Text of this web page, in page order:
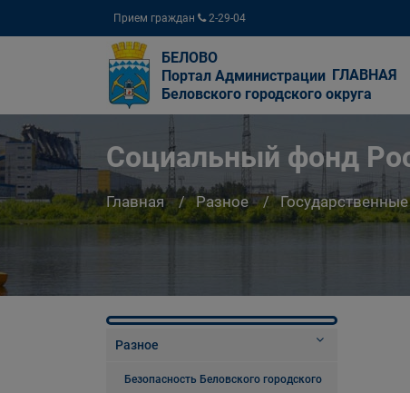
Прием граждан 2-29-04
БЕЛОВО
Портал Администрации
Беловского городского округа
ГЛАВНАЯ
Социальный фонд
Главная Разное
Разное
Безопасность Беловского городского